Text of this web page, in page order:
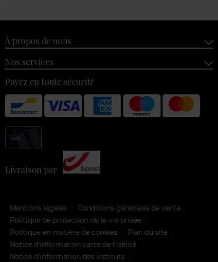
À propos de nous
Nos services
Payez en toute sécurité
Livraison par
Mentions légales
Conditions générales de vente
Politique de protection de la vie privée
Politique en matière de cookies
Plan du site
Notice d'information carte de fidélité
Notice d’information des instituts